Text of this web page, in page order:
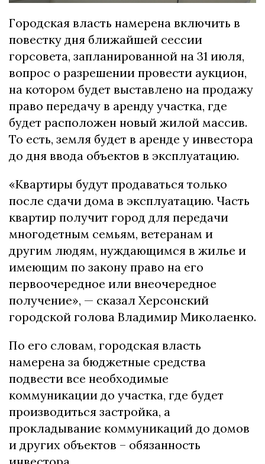
Городская власть намерена включить в
повестку дня ближайшей сессии
горсовета, запланированной на 31 июля,
вопрос о разрешении провести аукцион,
на котором будет выставлено на продажу
право передачу в аренду участка, где
будет расположен новый жилой массив.
То есть, земля будет в аренде у инвестора
до дня ввода объектов в эксплуатацию.
«Квартиры будут продаваться только
после сдачи дома в эксплуатацию. Часть
квартир получит город для передачи
многодетным семьям, ветеранам и
другим людям, нуждающимся в жилье и
имеющим по закону право на его
первоочередное или внеочередное
получение», — сказал Херсонский
городской голова Владимир Миколаенко.
По его словам, городская власть
намерена за бюджетные средства
подвести все необходимые
коммуникации до участка, где будет
производиться застройка, а
прокладывание коммуникаций до домов
и других объектов – обязанность